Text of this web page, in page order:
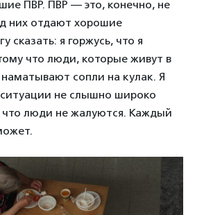
ПВР. ПВР — это, конечно, не
них отдают хорошие
сказать: я горжусь, что я
что люди, которые живут в
сопли на кулак. Я
не слышно широко
люди не жалуются. Каждый